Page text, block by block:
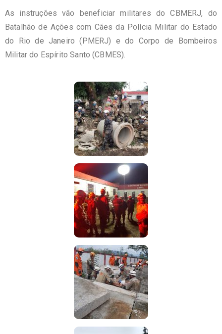
As instruções vão beneficiar militares do CBMERJ, do
Batalhão de Ações com Cães da Polícia Militar do Estado
do Rio de Janeiro (PMERJ) e do Corpo de Bombeiros
Militar do Espírito Santo (CBMES).